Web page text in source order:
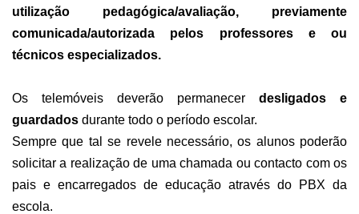
utilização pedagógica/avaliação, previamente
comunicada/autorizada pelos professores e ou
técnicos especializados.
Os telemóveis deverão permanecer desligados e
guardados durante todo o período escolar.
Sempre que tal se revele necessário, os alunos poderão
solicitar a realização de uma chamada ou contacto com os
pais e encarregados de educação através do PBX da
escola.